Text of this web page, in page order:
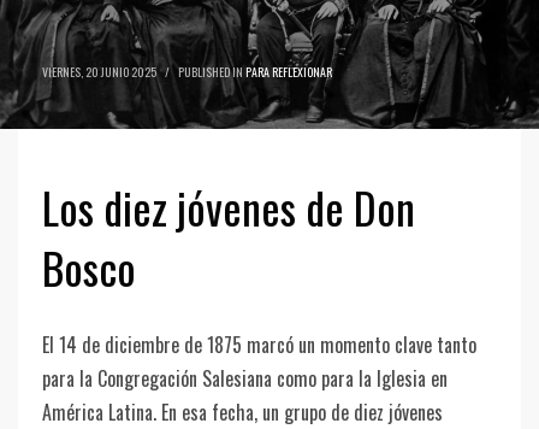
VIERNES, 20 JUNIO 2025 / PUBLISHED IN PARA REFLEXIONAR
Los diez jóvenes de Don
Bosco
El 14 de diciembre de 1875 marcó un momento clave tanto
para la Congregación Salesiana como para la Iglesia en
América Latina. En esa fecha, un grupo de diez jóvenes